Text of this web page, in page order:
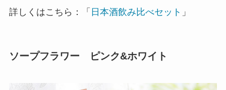
詳しくはこちら：「 日本酒飲み比べセット 」
ソープフラワー ピンク&ホワイト